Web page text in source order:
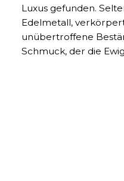
Luxus gefunden.
Edelmetall,
unübertroffene
Schmuck, der die